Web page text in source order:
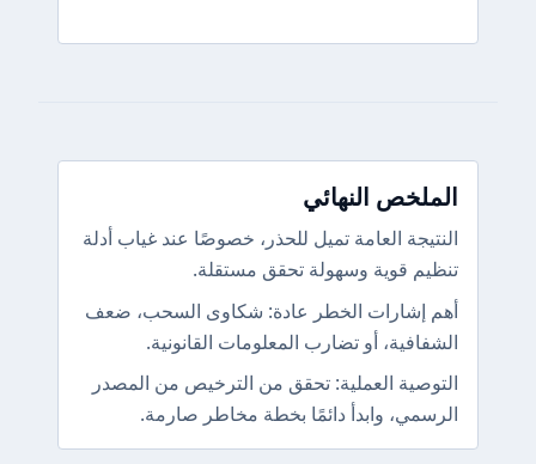
الملخص النهائي
النتيجة العامة تميل للحذر، خصوصًا عند غياب أدلة
تنظيم قوية وسهولة تحقق مستقلة.
أهم إشارات الخطر عادة: شكاوى السحب، ضعف
الشفافية، أو تضارب المعلومات القانونية.
التوصية العملية: تحقق من الترخيص من المصدر
الرسمي، وابدأ دائمًا بخطة مخاطر صارمة.